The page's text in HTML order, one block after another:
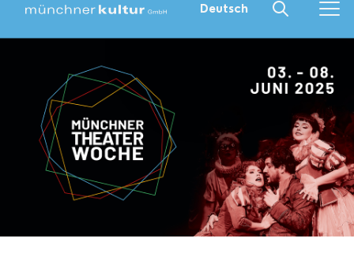
Deutsch